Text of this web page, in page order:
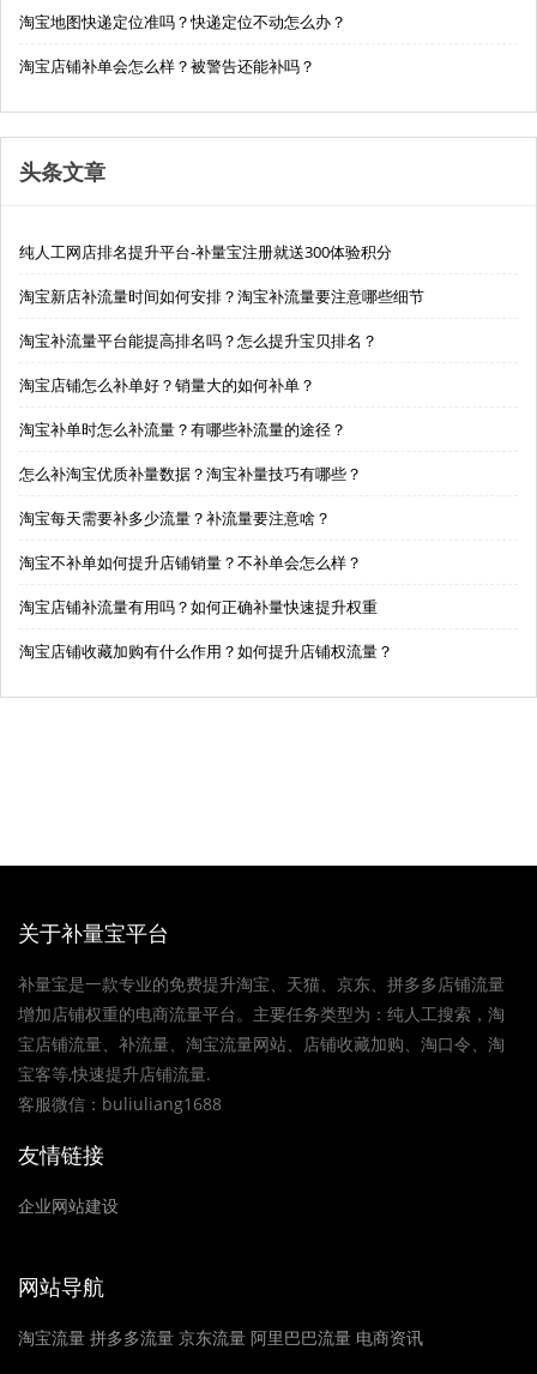
淘宝地图快递定位准吗？快递定位不动怎么办？
淘宝店铺补单会怎么样？被警告还能补吗？
头条文章
纯人工网店排名提升平台-补量宝注册就送300体验积分
淘宝新店补流量时间如何安排？淘宝补流量要注意哪些细节
淘宝补流量平台能提高排名吗？怎么提升宝贝排名？
淘宝店铺怎么补单好？销量大的如何补单？
淘宝补单时怎么补流量？有哪些补流量的途径？
怎么补淘宝优质补量数据？淘宝补量技巧有哪些？
淘宝每天需要补多少流量？补流量要注意啥？
淘宝不补单如何提升店铺销量？不补单会怎么样？
淘宝店铺补流量有用吗？如何正确补量快速提升权重
淘宝店铺收藏加购有什么作用？如何提升店铺权流量？
关于补量宝平台
补量宝是一款专业的免费提升淘宝、天猫、京东、拼多多店铺流量
增加店铺权重的电商流量平台。主要任务类型为：纯人工搜索，淘
宝店铺流量、补流量、淘宝流量网站、店铺收藏加购、淘口令、淘
宝客等,快速提升店铺流量.
客服微信：buliuliang1688
友情链接
企业网站建设
网站导航
淘宝流量 拼多多流量 京东流量 阿里巴巴流量 电商资讯